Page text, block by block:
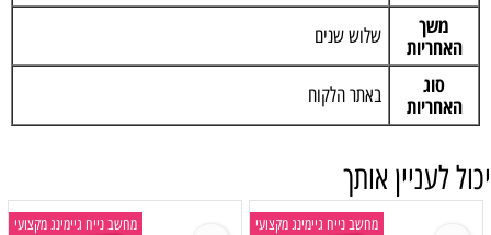
משך
האחריות
שלוש שנים
סוג
האחריות
באתר הלקוח
יכול לעניין אותך
מחשב נייח גיימינג מקצועי מחשב נייח גיימינג מקצועי